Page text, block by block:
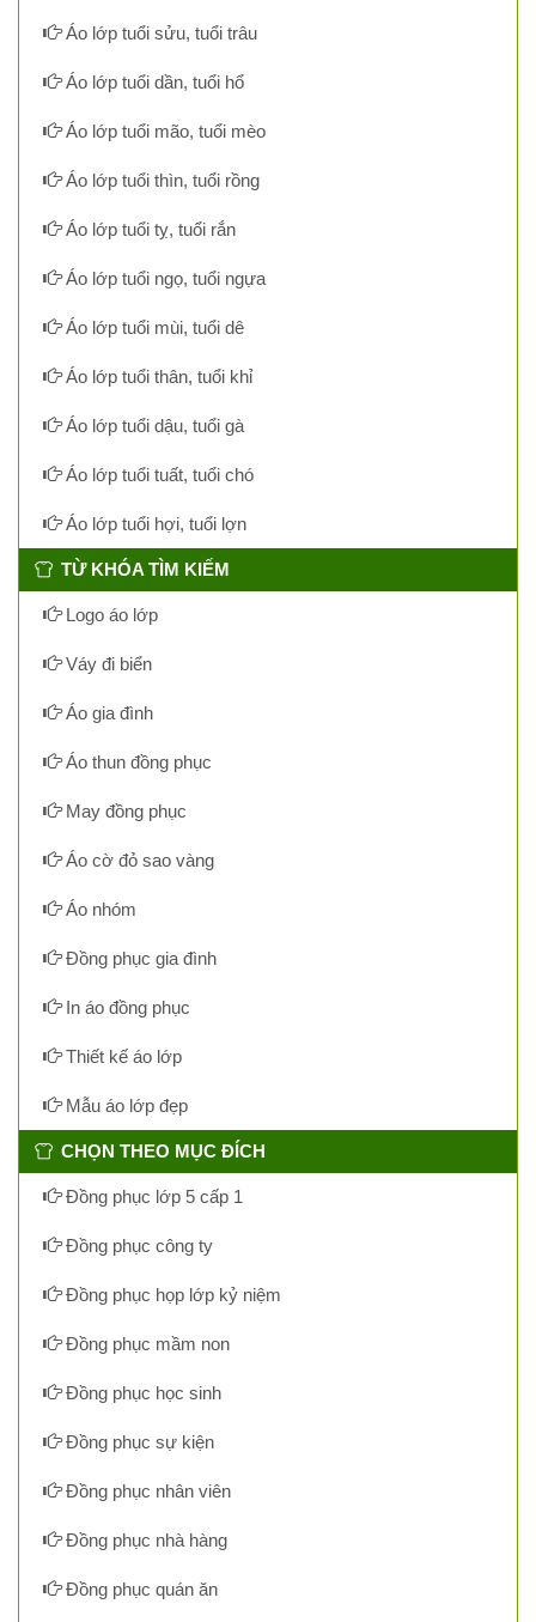
Áo lớp tuổi sửu, tuổi trâu
Áo lớp tuổi dần, tuổi hổ
Áo lớp tuổi mão, tuổi mèo
Áo lớp tuổi thìn, tuổi rồng
Áo lớp tuổi tỵ, tuổi rắn
Áo lớp tuổi ngọ, tuổi ngựa
Áo lớp tuổi mùi, tuổi dê
Áo lớp tuổi thân, tuổi khỉ
Áo lớp tuổi dậu, tuổi gà
Áo lớp tuổi tuất, tuổi chó
Áo lớp tuổi hợi, tuổi lợn
TỪ KHÓA TÌM KIẾM
Logo áo lớp
Váy đi biển
Áo gia đình
Áo thun đồng phục
May đồng phục
Áo cờ đỏ sao vàng
Áo nhóm
Đồng phục gia đình
In áo đồng phục
Thiết kế áo lớp
Mẫu áo lớp đẹp
CHỌN THEO MỤC ĐÍCH
Đồng phục lớp 5 cấp 1
Đồng phục công ty
Đồng phục họp lớp kỷ niệm
Đồng phục mầm non
Đồng phục học sinh
Đồng phục sự kiện
Đồng phục nhân viên
Đồng phục nhà hàng
Đồng phục quán ăn